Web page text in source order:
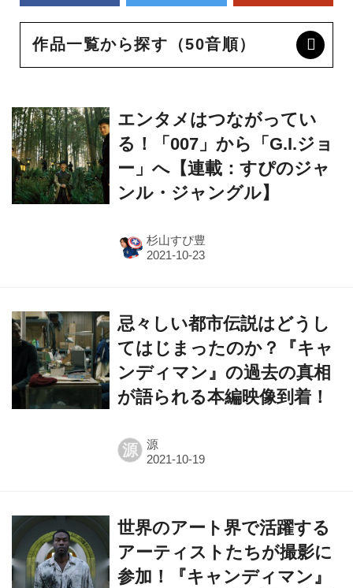
作品一覧から探す（50音順）
エンタメはつながってい
る！「007」から「G.I.ジョ
ー」へ【連載：すぴのジャ
ンル・ジャングル】
杉山すぴ豊
忌々しい都市伝説はどうし
てはじまったのか？『キャ
ンディマン』の過去の真相
が語られる本編映像到着！
源 源
世界のアート界で活躍する
アーティストたちが撮影に
参加！『キャンディマン』